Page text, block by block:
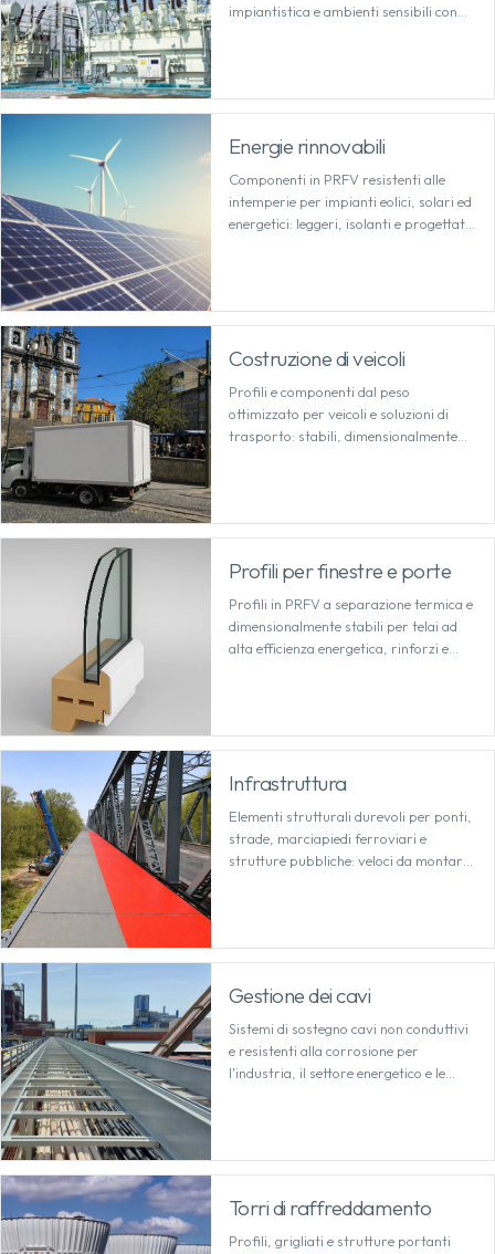
impiantistica e ambienti sensibili con
Energie rinnovabili
Componenti in PRFV resistenti alle
intemperie per impianti eolici, solari ed
energetici: leggeri, isolanti e progettati
Costruzione di veicoli
Profili e componenti dal peso
ottimizzato per veicoli e soluzioni di
trasporto: stabili, dimensionalmente
Profili per finestre e porte
Profili in PRFV a separazione termica e
dimensionalmente stabili per telai ad
alta efficienza energetica, rinforzi e
Infrastruttura
Elementi strutturali durevoli per ponti,
strade, marciapiedi ferroviari e
strutture pubbliche: veloci da montare
Gestione dei cavi
Sistemi di sostegno cavi non conduttivi
e resistenti alla corrosione per
l'industria, il settore energetico e le
Torri di raffreddamento
Profili, grigliati e strutture portanti